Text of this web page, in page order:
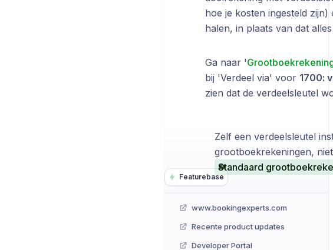
Featurebase
www.bookingexperts.com
Recente product updates
Developer Portal
hoe je kosten ingesteld
halen, in plaats van dat
Ga naar '
bij 'Verdeel via' voor 1700:
zien dat de verdeelsleutel
Zelf een verdeelsleutel
grootboekrekeningen,
Standaard